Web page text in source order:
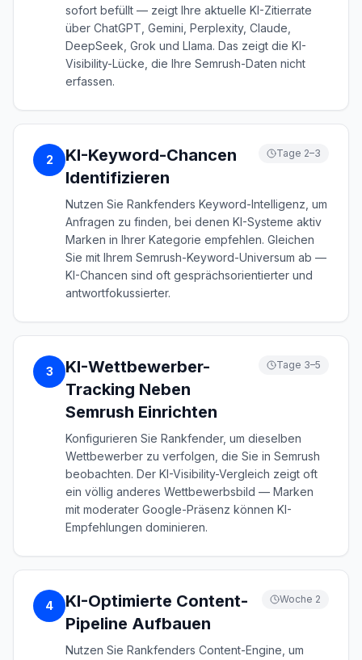
sofort befüllt — zeigt Ihre aktuelle KI-Zitierrate
über ChatGPT, Gemini, Perplexity, Claude,
DeepSeek, Grok und Llama. Das zeigt die KI-
Visibility-Lücke, die Ihre Semrush-Daten nicht
erfassen.
2
KI-Keyword-Chancen
Identifizieren
Tage 2–3
Nutzen Sie Rankfenders Keyword-Intelligenz, um
Anfragen zu finden, bei denen KI-Systeme aktiv
Marken in Ihrer Kategorie empfehlen. Gleichen
Sie mit Ihrem Semrush-Keyword-Universum ab —
KI-Chancen sind oft gesprächsorientierter und
antwortfokussierter.
3
KI-Wettbewerber-
Tracking Neben
Semrush Einrichten
Tage 3–5
Konfigurieren Sie Rankfender, um dieselben
Wettbewerber zu verfolgen, die Sie in Semrush
beobachten. Der KI-Visibility-Vergleich zeigt oft
ein völlig anderes Wettbewerbsbild — Marken
mit moderater Google-Präsenz können KI-
Empfehlungen dominieren.
4
KI-Optimierte Content-
Pipeline Aufbauen
Woche 2
Nutzen Sie Rankfenders Content-Engine, um